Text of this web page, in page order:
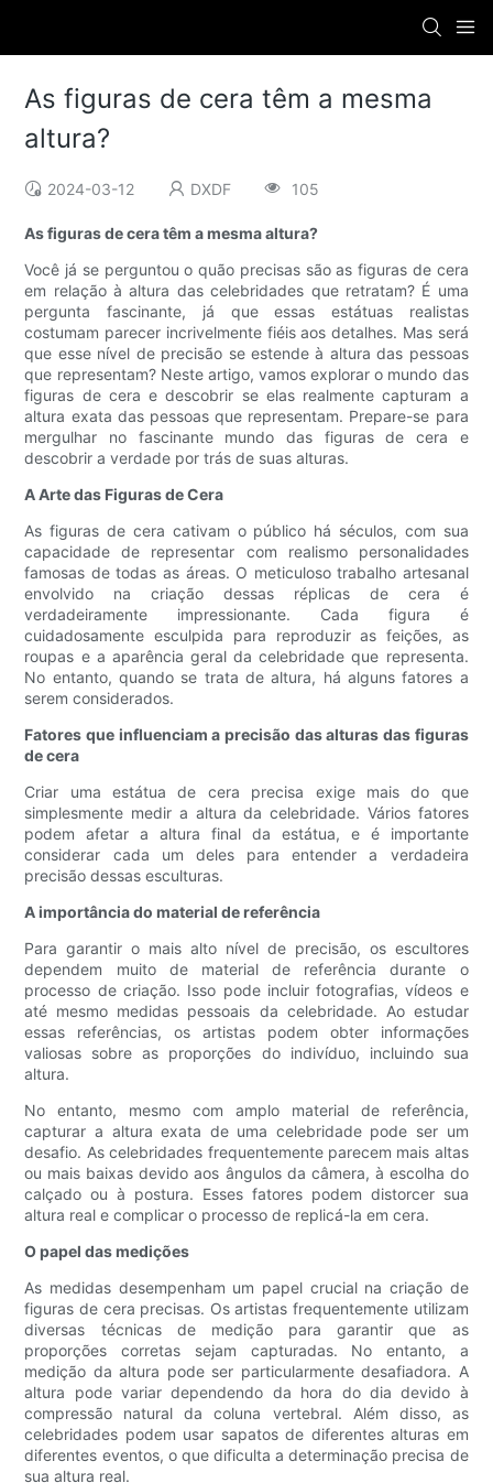
As figuras de cera têm a mesma
altura?
2024-03-12 DXDF 105
As figuras de cera têm a mesma altura?
Você já se perguntou o quão precisas são as figuras de cera
em relação à altura das celebridades que retratam? É uma
pergunta fascinante, já que essas estátuas realistas
costumam parecer incrivelmente fiéis aos detalhes. Mas será
que esse nível de precisão se estende à altura das pessoas
que representam? Neste artigo, vamos explorar o mundo das
figuras de cera e descobrir se elas realmente capturam a
altura exata das pessoas que representam. Prepare-se para
mergulhar no fascinante mundo das figuras de cera e
descobrir a verdade por trás de suas alturas.
A Arte das Figuras de Cera
As figuras de cera cativam o público há séculos, com sua
capacidade de representar com realismo personalidades
famosas de todas as áreas. O meticuloso trabalho artesanal
envolvido na criação dessas réplicas de cera é
verdadeiramente impressionante. Cada figura é
cuidadosamente esculpida para reproduzir as feições, as
roupas e a aparência geral da celebridade que representa.
No entanto, quando se trata de altura, há alguns fatores a
serem considerados.
Fatores que influenciam a precisão das alturas das figuras
de cera
Criar uma estátua de cera precisa exige mais do que
simplesmente medir a altura da celebridade. Vários fatores
podem afetar a altura final da estátua, e é importante
considerar cada um deles para entender a verdadeira
precisão dessas esculturas.
A importância do material de referência
Para garantir o mais alto nível de precisão, os escultores
dependem muito de material de referência durante o
processo de criação. Isso pode incluir fotografias, vídeos e
até mesmo medidas pessoais da celebridade. Ao estudar
essas referências, os artistas podem obter informações
valiosas sobre as proporções do indivíduo, incluindo sua
altura.
No entanto, mesmo com amplo material de referência,
capturar a altura exata de uma celebridade pode ser um
desafio. As celebridades frequentemente parecem mais altas
ou mais baixas devido aos ângulos da câmera, à escolha do
calçado ou à postura. Esses fatores podem distorcer sua
altura real e complicar o processo de replicá-la em cera.
O papel das medições
As medidas desempenham um papel crucial na criação de
figuras de cera precisas. Os artistas frequentemente utilizam
diversas técnicas de medição para garantir que as
proporções corretas sejam capturadas. No entanto, a
medição da altura pode ser particularmente desafiadora. A
altura pode variar dependendo da hora do dia devido à
compressão natural da coluna vertebral. Além disso, as
celebridades podem usar sapatos de diferentes alturas em
diferentes eventos, o que dificulta a determinação precisa de
sua altura real.